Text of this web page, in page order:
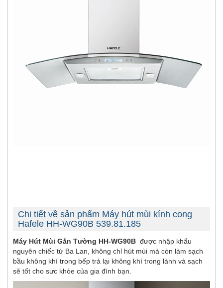
Chi tiết về sản phẩm Máy hút mùi kính cong
Hafele HH-WG90B 539.81.185
Máy Hút Mùi Gắn Tường HH-WG90B được nhập khẩu
nguyên chiếc từ Ba Lan, không chỉ hút mùi mà còn làm sạch
bầu không khí trong bếp trả lại không khí trong lành và sạch
sẽ tốt cho sưc khỏe của gia đình bạn.